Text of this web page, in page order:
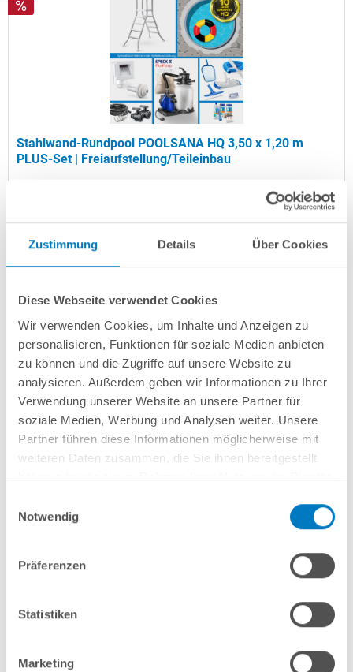
Zustimmung Details Über Cookies
Diese Webseite verwendet Cookies
Wir verwenden Cookies, um Inhalte und Anzeigen zu
personalisieren, Funktionen für soziale Medien anbieten
zu können und die Zugriffe auf unsere Website zu
analysieren. Außerdem geben wir Informationen zu Ihrer
Verwendung unserer Website an unsere Partner für
soziale Medien, Werbung und Analysen weiter. Unsere
Partner führen diese Informationen möglicherweise mit
weiteren Daten zusammen, die Sie ihnen bereitgestellt
Notwendig
Präferenzen
Statistiken
Marketing
Stahlwand-Rundpool POOLSANA HQ 3,50 x 1,20 m
PLUS-Set | Freiaufstellung/Teileinbau
UVP:2.099,00 € *
Versandkostenfreie Lieferung!
Lieferung in ca. 3-6 Arbeitstagen
In den Warenkorb
Stahlwand-Rundpool POOLSANA HQ 3,50 x 1,20 m
Kurzbeschreibung
1.349,00 € *